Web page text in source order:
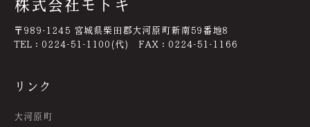
株式会社モトキ
〒989-1245 宮城県柴田郡大河原町新南59番地8
TEL：0224-51-1100(代) FAX：0224-51-1166
リンク
大河原町